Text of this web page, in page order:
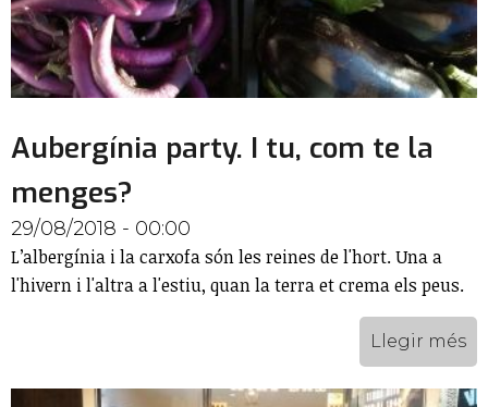
Aubergínia party. I tu, com te la
menges?
29/08/2018 - 00:00
L’albergínia i la carxofa són les reines de l'hort. Una a
l'hivern i l'altra a l'estiu, quan la terra et crema els peus.
Llegir més